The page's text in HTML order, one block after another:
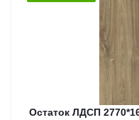
Остаток ЛДСП